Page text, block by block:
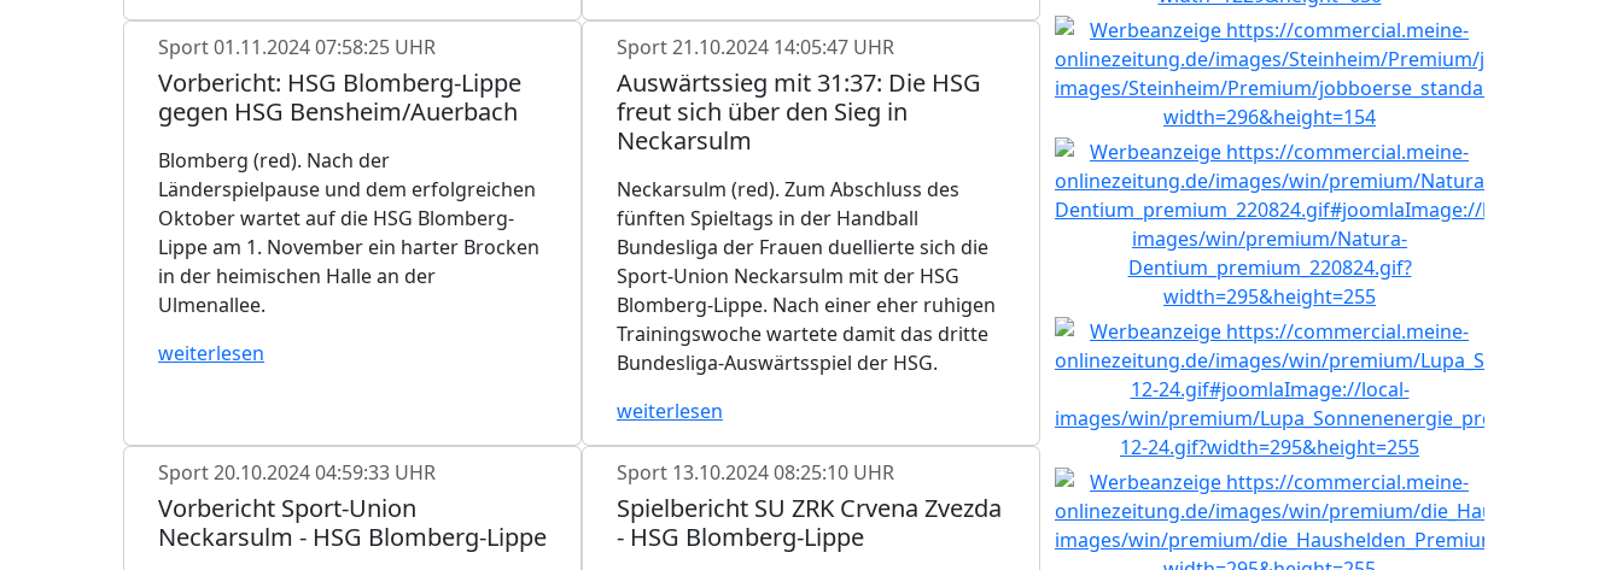
Sport01.11.2024 07:58:25 UHR
Vorbericht: HSG Blomberg-Lippe
gegen HSG Bensheim/Auerbach
Blomberg (red). Nach der
Länderspielpause und dem erfolgreichen
Oktober wartet auf die HSG Blomberg-
Lippe am 1. November ein harter Brocken
in der heimischen Halle an der
Ulmenallee.
weiterlesen
Sport21.10.2024 14:05:47 UHR
Auswärtssieg mit 31:37: Die HSG
freut sich über den Sieg in
Neckarsulm
Neckarsulm (red). Zum Abschluss des
fünften Spieltags in der Handball
Bundesliga der Frauen duellierte sich die
Sport-Union Neckarsulm mit der HSG
Blomberg-Lippe. Nach einer eher ruhigen
Trainingswoche wartete damit das dritte
Bundesliga-Auswärtsspiel der HSG.
weiterlesen
Sport20.10.2024 04:59:33 UHR
Vorbericht Sport-Union
Neckarsulm - HSG Blomberg-Lippe
Sport 13.10.2024 08:25:10 UHR
Spielbericht SU ZRK Crvena Zvezda
- HSG Blomberg-Lippe